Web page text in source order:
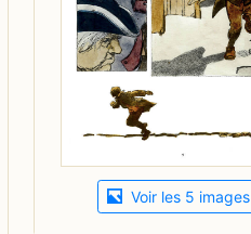
Voir les 5 images